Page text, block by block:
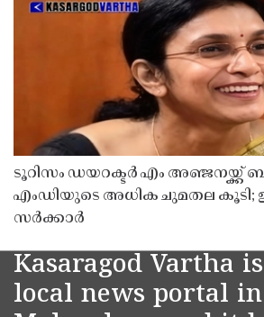
ടൂറിസം ഡയറക്ടർ എം അഞ്ജനയ്ക്ക്
എംഡിയുടെ അധിക ചുമതല കൂടി;
സർക്കാർ
Kasaragod Vartha
local news portal in